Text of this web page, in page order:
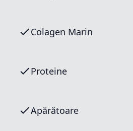
Colagen Marin
Proteine
Apărătoare